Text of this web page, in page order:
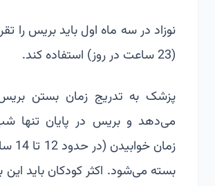
نوزاد در سه ماه اول باید بریس را
(23 ساعت در روز) استفاده کند.
پزشک به تدریج زمان بستن
می‌دهد و بریس در پایان تنها
زمان
بسته می‌شود. اکثر کودکان باید این